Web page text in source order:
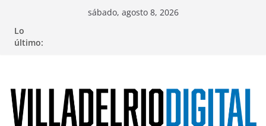
contenido
sábado, agosto 8, 2026
Lo
último: